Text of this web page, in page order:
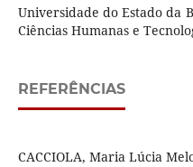
Universidade do Estado da
Ciências Humanas e
REFERÊNCIAS
CACCIOLA, Maria Lúcia